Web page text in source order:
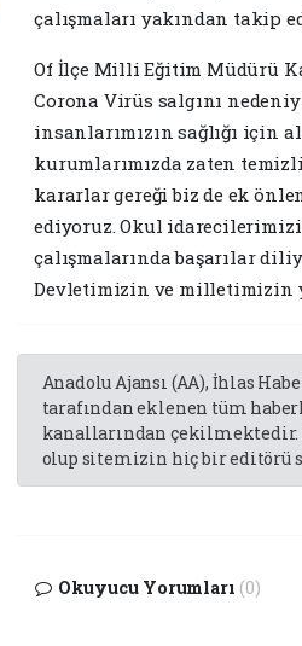
çalışmaları yakından takip
Of İlçe Milli Eğitim Müdürü
Corona Virüs salgını
insanlarımızın sağlığı için
kurumlarımızda zaten
kararlar gereği biz de ek
ediyoruz. Okul idarecilerimizi
çalışmalarında başarılar
Devletimizin ve milletimizin
Anadolu Ajansı (AA), İhlas
tarafından eklenen tüm
kanallarından çekilmektedir.
olup sitemizin hiç bir editörü
Okuyucu Yorumları (0)